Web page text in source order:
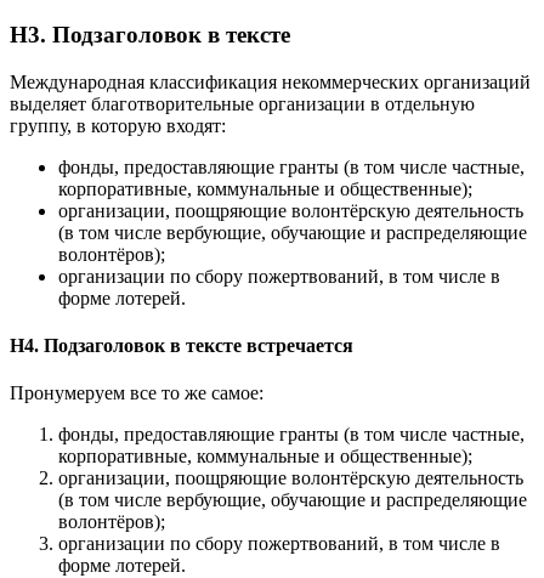
H3. Подзаголовок в текcте
Международная классификация некоммерческих организаций
выделяет благотворительные организации в отдельную
группу, в которую входят:
фонды, предоставляющие гранты (в том числе частные,
корпоративные, коммунальные и общественные);
организации, поощряющие волонтёрскую деятельность
(в том числе вербующие, обучающие и распределяющие
волонтёров);
организации по сбору пожертвований, в том числе в
форме лотерей.
H4. Подзаголовок в текcте встречается
Пронумеруем все то же самое:
фонды, предоставляющие гранты (в том числе частные,
корпоративные, коммунальные и общественные);
организации, поощряющие волонтёрскую деятельность
(в том числе вербующие, обучающие и распределяющие
волонтёров);
организации по сбору пожертвований, в том числе в
форме лотерей.